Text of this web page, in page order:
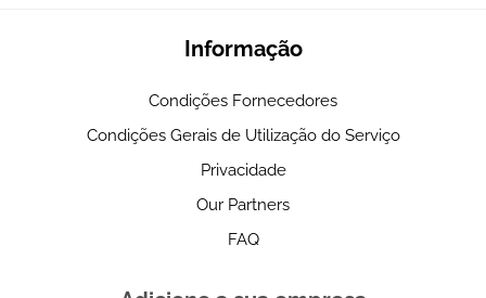
Informação
Condições Fornecedores
Condições Gerais de Utilização do Serviço
Privacidade
Our Partners
FAQ